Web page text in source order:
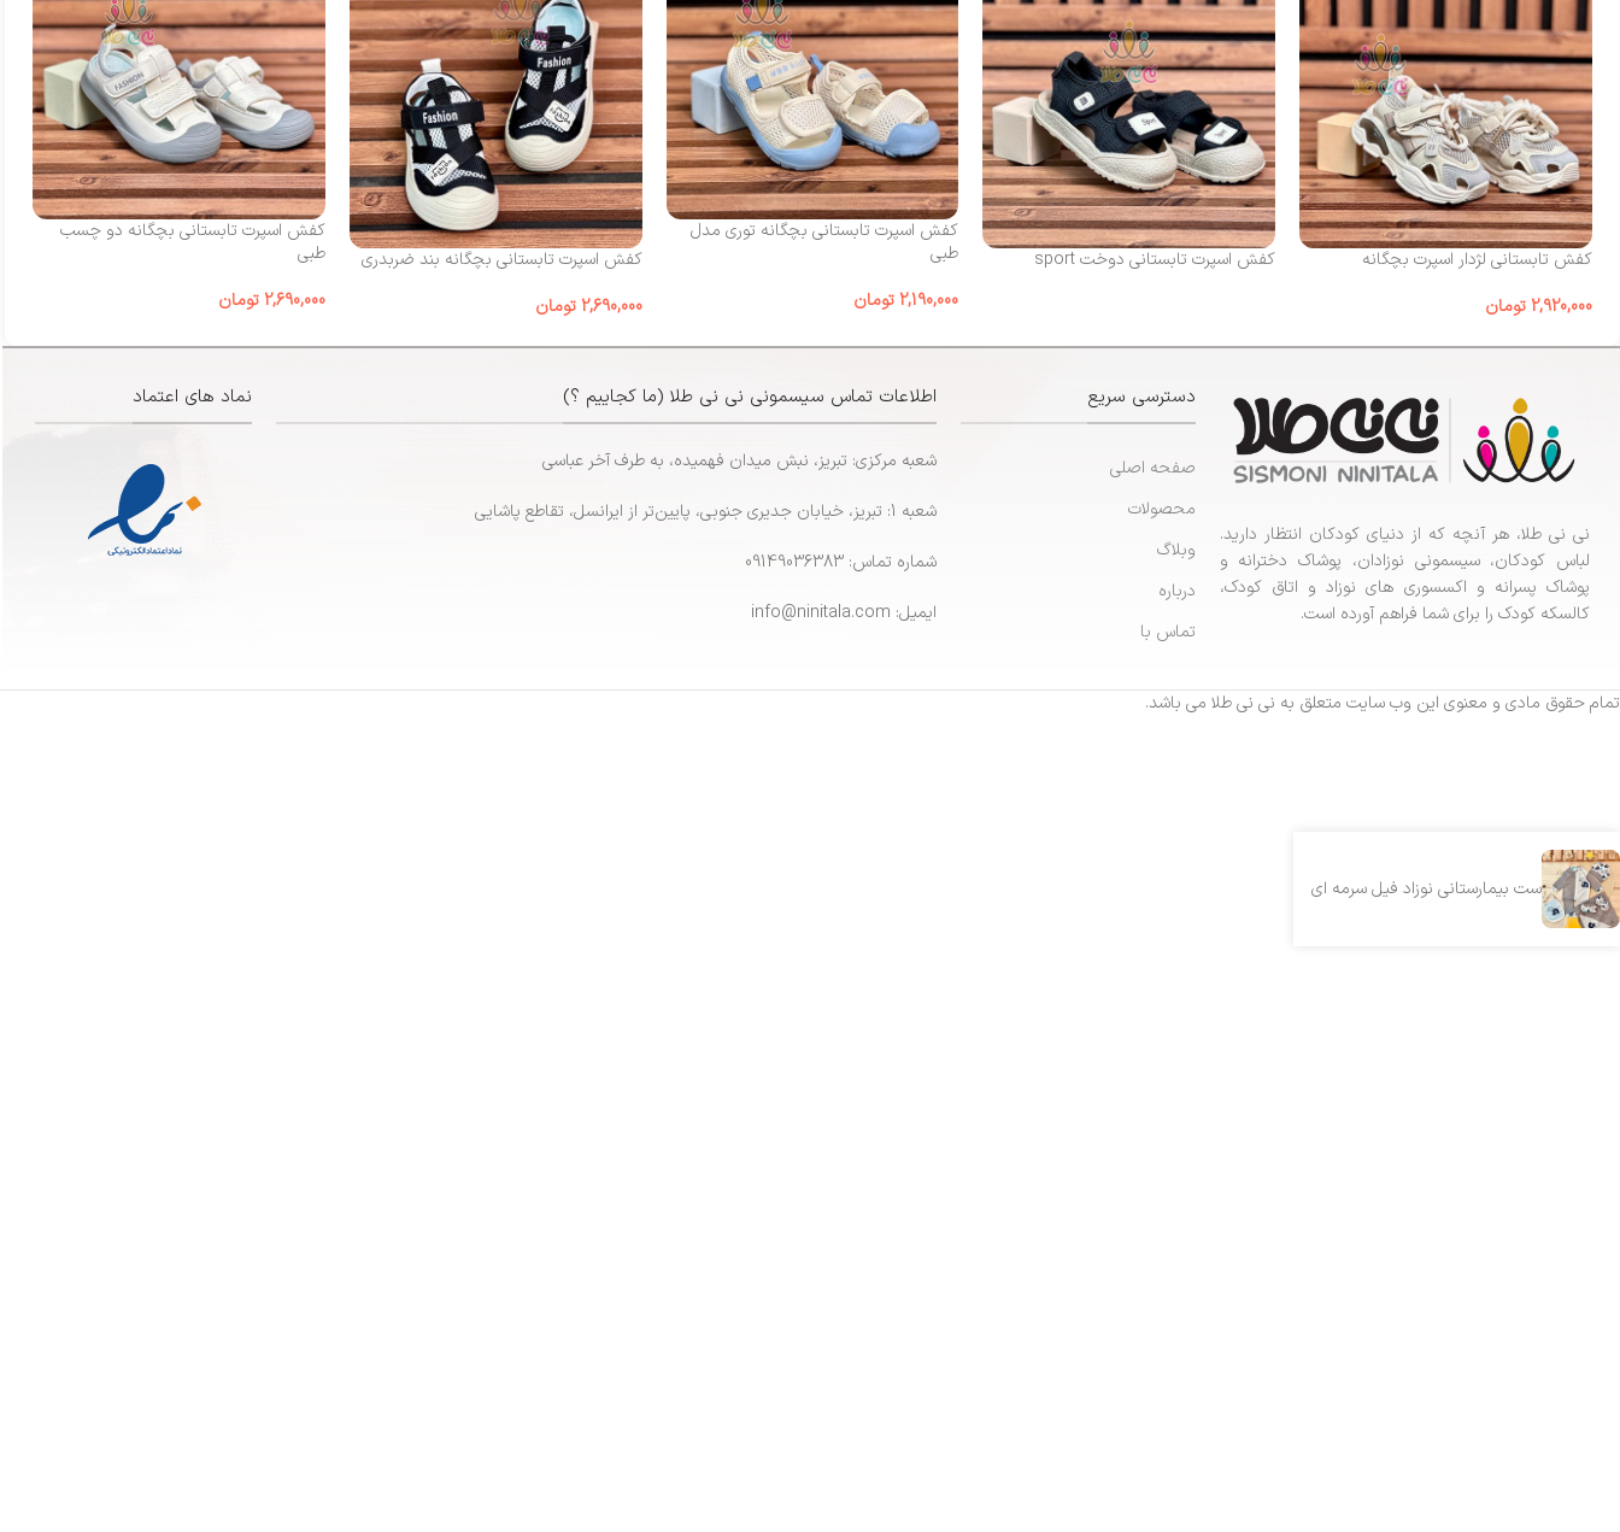
کفش تابستانی لژدار اسپرت بچگانه
2,920,000 تومان
کفش اسپرت تابستانی دوخت sport
کفش اسپرت تابستانی بچگانه توری مدل
طبی
2,190,000 تومان
کفش اسپرت تابستانی بچگانه بند ضربدری
2,690,000 تومان
کفش اسپرت تابستانی بچگانه دو چسب
طبی
2,690,000 تومان
نی نی طلا، هر آنچه که از دنیای کودکان انتظار دارید.
لباس کودکان، سیسمونی نوزادان، پوشاک دخترانه و
پوشاک پسرانه و اکسسوری های نوزاد و اتاق کودک،
کالسکه کودک را برای شما فراهم آورده است.
دسترسی سریع
صفحه اصلی
محصولات
وبلاگ
درباره
تماس با
اطلاعات تماس سیسمونی نی نی طلا (ما کجاییم ؟)
شعبه مرکزی: تبریز، نبش میدان فهمیده، به طرف آخر عباسی
شعبه 1: تبریز، خیابان جدیری جنوبی، پایین‌تر از ایرانسل، تقاطع پاشایی
شماره تماس: 09149036383
ایمیل: info@ninitala.com
نماد های اعتماد
تمام حقوق مادی و معنوی این وب سایت متعلق به نی نی طلا می باشد.
ست بیمارستانی نوزاد فیل سرمه ای